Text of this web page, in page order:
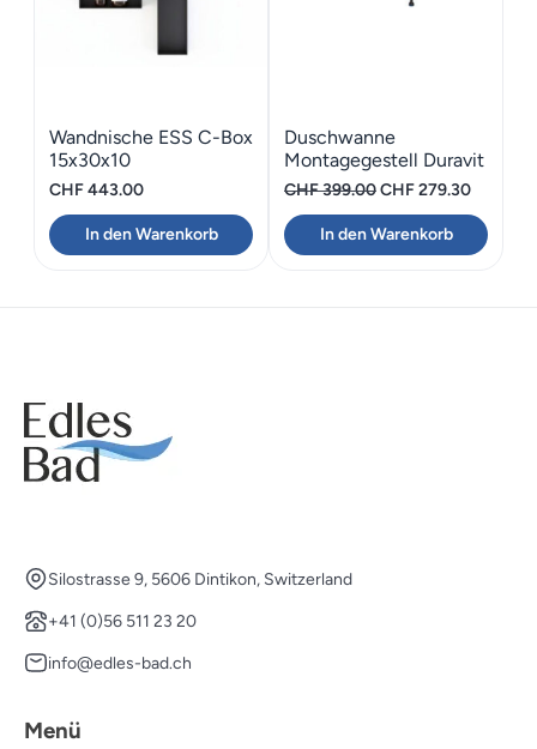
Wandnische ESS C-Box
15x30x10
CHF443.00
In den Warenkorb
Duschwanne
Montagegestell Duravit
Stonetto 160×100
CHF399.00Ursprünglicher
Preis
war:
CHF279.30
Preis
ist:
In den Warenkorb
Silostrasse 9, 5606 Dintikon, Switzerland
+41 (0)56 511 23 20
info@edles-bad.ch
Menü